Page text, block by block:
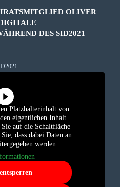
OLIVER
DES SID2021
Platzhalterinhalt von
eigentlichen Inhalt
auf die Schaltfläche
dass dabei Daten an
werden.